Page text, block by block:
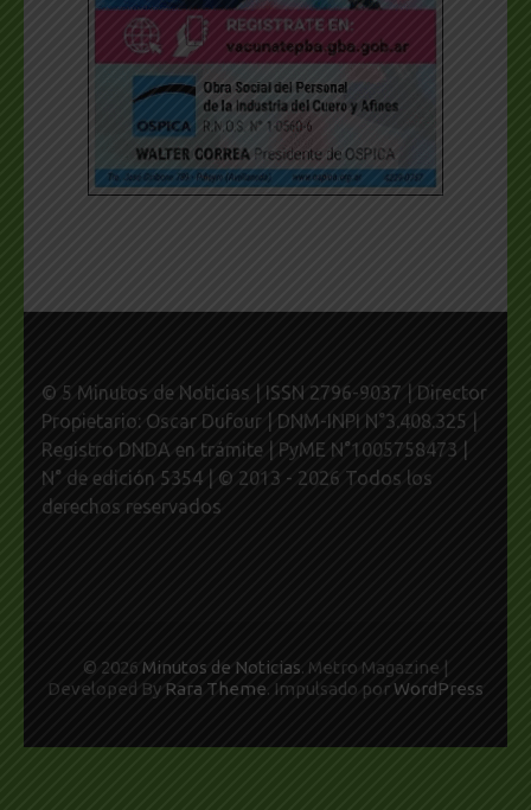
© 5 Minutos de Noticias | ISSN 2796-9037 | Director
Propietario: Oscar Dufour | DNM-INPI N°3.408.325 |
Registro DNDA en trámite | PyME N°1005758473 |
N° de edición 5354 | © 2013 - 2026 Todos los
derechos reservados
© 2026 Minutos de Noticias. Metro Magazine |
Developed By Rara Theme. Impulsado por WordPress